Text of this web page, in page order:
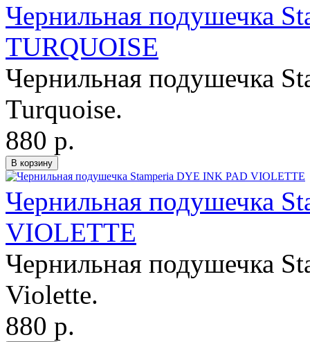
Чернильная подушечка
TURQUOISE
Чернильная подушечка
Turquoise.
880 р.
Чернильная подушечка
VIOLETTE
Чернильная подушечка
Violette.
880 р.